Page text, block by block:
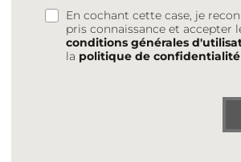
En cochant cette case, je
pris connaissance et accepter
conditions générales
la politique de confidentialité